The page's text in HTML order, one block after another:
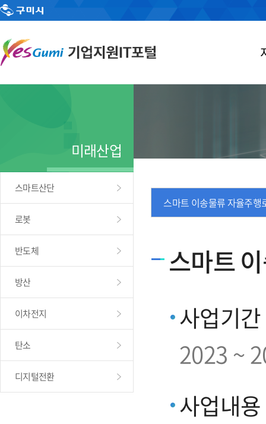
미래산업
스마트산단
로봇
반도체
방산
이차전지
탄소
디지털전환
스마트 이송물류 자율주행
스마트
사업기간
2023 ~
사업내용